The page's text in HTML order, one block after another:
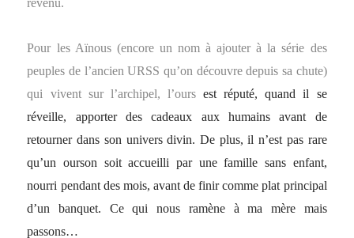
revenu.
Pour les Aïnous (encore un nom à ajouter à la série des
peuples de l’ancien URSS qu’on découvre depuis sa chute)
qui vivent sur l’archipel, l’oursest réputé, quand il se
réveille, apporter des cadeaux aux humains avant de
retourner dans son univers divin. De plus, il n’est pas rare
qu’un ourson soit accueilli par une famille sans enfant,
nourri pendant des mois, avant de finir comme plat principal
d’un banquet. Ce qui nous ramène à ma mère mais
passons…